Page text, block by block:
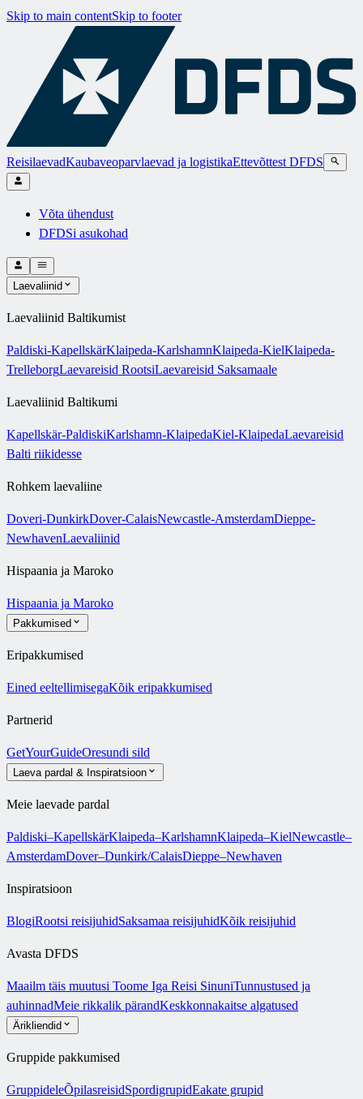
Skip to main contentSkip to footer
ReisilaevadKaubaveoparvlaevad ja logistikaEttevõttest DFDS
Võta ühendust
DFDSi asukohad
Laevaliinid
Laevaliinid Baltikumist
Paldiski-KapellskärKlaipeda-KarlshamnKlaipeda-KielKlaipeda-
TrelleborgLaevareisid RootsiLaevareisid Saksamaale
Laevaliinid Baltikumi
Kapellskär-PaldiskiKarlshamn-KlaipedaKiel-KlaipedaLaevareisid
Balti riikidesse
Rohkem laevaliine
Doveri-DunkirkDover-CalaisNewcastle-AmsterdamDieppe-
NewhavenLaevaliinid
Hispaania ja Maroko
Hispaania ja Maroko
Pakkumised
Eripakkumised
Eined eeltellimisegaKõik eripakkumised
Partnerid
GetYourGuideOresundi sild
Laeva pardal & Inspiratsioon
Meie laevade pardal
Paldiski–KapellskärKlaipeda–KarlshamnKlaipeda–KielNewcastle–
AmsterdamDover–Dunkirk/CalaisDieppe–Newhaven
Inspiratsioon
BlogiRootsi reisijuhidSaksamaa reisijuhidKõik reisijuhid
Avasta DFDS
Maailm täis muutusi Toome Iga Reisi SinuniTunnustused ja
auhinnadMeie rikkalik pärandKeskkonnakaitse algatused
Ärikliendid
Gruppide pakkumised
GruppideleÕpilasreisidSpordigrupidEakate grupid